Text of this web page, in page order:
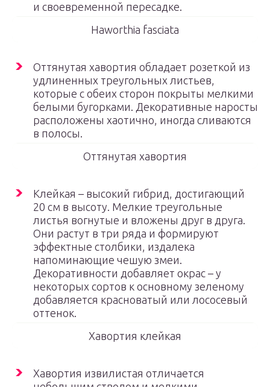
и своевременной пересадке.
Haworthia fasciata
Оттянутая хавортия обладает розеткой из
удлиненных треугольных листьев,
которые с обеих сторон покрыты мелкими
белыми бугорками. Декоративные наросты
расположены хаотично, иногда сливаются
в полосы.
Оттянутая хавортия
Клейкая – высокий гибрид, достигающий
20 см в высоту. Мелкие треугольные
листья вогнутые и вложены друг в друга.
Они растут в три ряда и формируют
эффектные столбики, издалека
напоминающие чешую змеи.
Декоративности добавляет окрас – у
некоторых сортов к основному зеленому
добавляется красноватый или лососевый
оттенок.
Хавортия клейкая
Хавортия извилистая отличается